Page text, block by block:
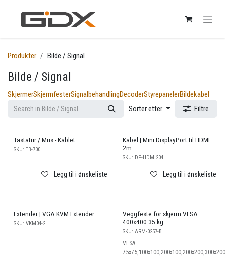
Produkter Bilde / Signal
Bilde / Signal
SkjermerSkjermfesterSignalbehandlingDecoderStyrepanelerBildekabel
Sorter etter
Filtre
Tastatur / Mus - Kablet
SKU: TB-700
Legg til i ønskeliste
Kabel | Mini DisplayPort til HDMI
2m
SKU: DP-HDMI204
Legg til i ønskeliste
Extender | VGA KVM Extender
SKU: VKM04-2
Veggfeste for skjerm VESA
400x400 35 kg
SKU: ARM-0257-B
VESA: